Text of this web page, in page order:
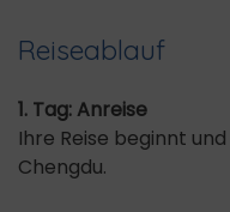
Reiseablauf
1. Tag: Anreise
Ihre Reise beginnt
Chengdu.